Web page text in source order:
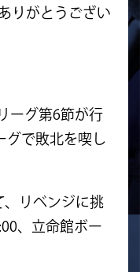
りがとうござい
ーグ第6節が行
グで敗北を喫し
、リベンジに挑
、立命館ボー